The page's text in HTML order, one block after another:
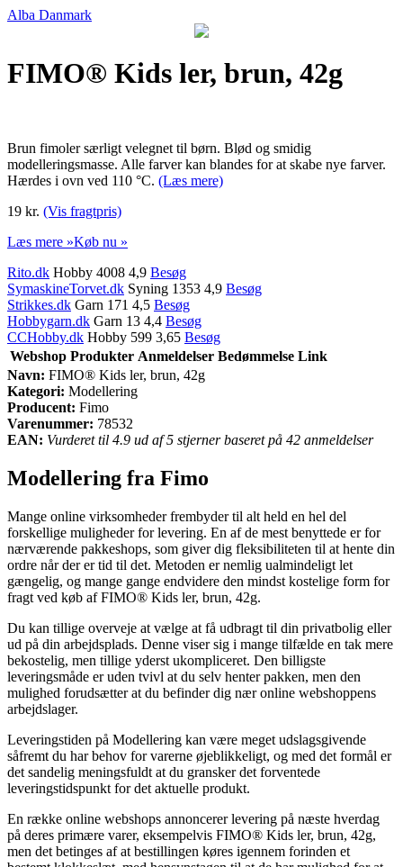
Alba Danmark
FIMO® Kids ler, brun, 42g
Brun fimoler særligt velegnet til børn. Blød og smidig
modelleringsmasse. Alle farver kan blandes for at skabe nye farver.
Hærdes i ovn ved 110 °C. (Læs mere)
19 kr. (Vis fragtpris)
Læs mere »Køb nu »
Rito.dk Hobby 4008 4,9 Besøg
SymaskineTorvet.dk Syning 1353 4,9 Besøg
Strikkes.dk Garn 171 4,5 Besøg
Hobbygarn.dk Garn 13 4,4 Besøg
CCHobby.dk Hobby 599 3,65 Besøg
Webshop Produkter Anmeldelser Bedømmelse Link
Navn: FIMO® Kids ler, brun, 42g
Kategori: Modellering
Producent: Fimo
Varenummer: 78532
EAN: Vurderet til 4.9 ud af 5 stjerner baseret på 42 anmeldelser
Modellering fra Fimo
Mange online virksomheder frembyder til alt held en hel del
forskellige muligheder for levering. En af de mest benyttede er for
nærværende pakkeshops, som giver dig fleksibiliteten til at hente din
ordre når der er tid til det. Metoden er nemlig ualmindeligt let
gængelig, og mange gange endvidere den mindst kostelige form for
fragt ved køb af FIMO® Kids ler, brun, 42g.
Du kan tillige overveje at vælge at få udbragt til din privatbolig eller
ud på din arbejdsplads. Denne viser sig i mange tilfælde en tak mere
bekostelig, men tillige yderst ukompliceret. Den billigste
leveringsmåde er uden tvivl at du selv henter pakken, men den
mulighed forudsætter at du befinder dig nær online webshoppens
arbejdslager.
Leveringstiden på Modellering kan være meget udslagsgivende
såfremt du har behov for varerne øjeblikkeligt, og med det formål er
det sandelig meningsfuldt at du gransker det forventede
leveringstidspunkt for det aktuelle produkt.
En række online webshops annoncerer levering på næste hverdag
på deres primære varer, eksempelvis FIMO® Kids ler, brun, 42g,
men det betinges af at bestillingen køres igennem forinden et